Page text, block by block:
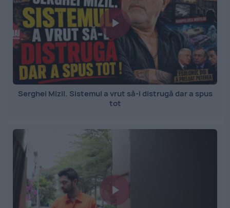
Serghei Mizil. Sistemul a vrut să-l distrugă dar a spus
tot